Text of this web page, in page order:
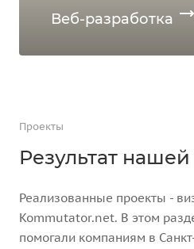
Веб-разработка
Проекты
Результат
Реализованные проекты -
Kommutator.net. В этом
помогали компаниям в